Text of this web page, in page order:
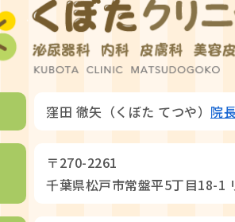
窪田 徹矢（くぼた てつや） 院
〒270-2261
千葉県松戸市常盤平5丁目18-1